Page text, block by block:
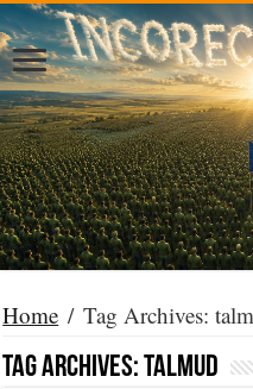
Home / Tag Archives:
Tag Archives:talmud